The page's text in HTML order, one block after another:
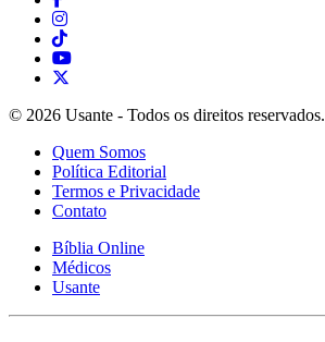
© 2026 Usante - Todos os direitos reservados.
Quem Somos
Política Editorial
Termos e Privacidade
Contato
Bíblia Online
Médicos
Usante